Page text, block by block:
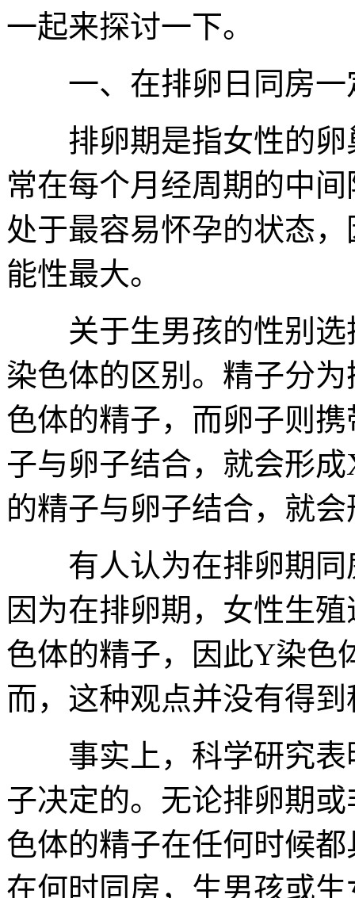
一起来探讨一下。
一、在排卵日同房一
排卵期是指女性的卵
常在每个月经周期的中
处于最容易怀孕的状态
能性最大。
关于生男孩的性别选
染色体的区别。精子分
色体的精子，而卵子则
子与卵子结合，就会形
的精子与卵子结合，就
有人认为在排卵期同
因为在排卵期，女性生
色体的精子，因此Y染色
而，这种观点并没有得
事实上，科学研究表
子决定的。无论排卵期
色体的精子在任何时候
在何时同房，生男孩或